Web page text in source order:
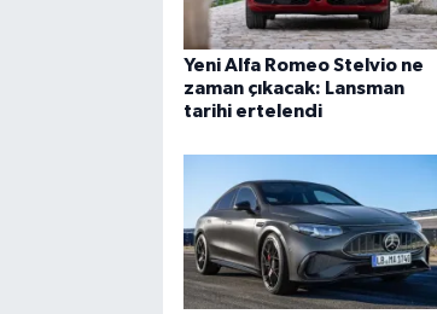
Yeni Alfa Romeo Stelvio ne
zaman çıkacak: Lansman
tarihi ertelendi